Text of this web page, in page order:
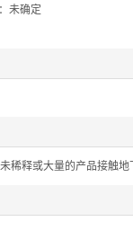
未确定
稀释或大量的产品接触